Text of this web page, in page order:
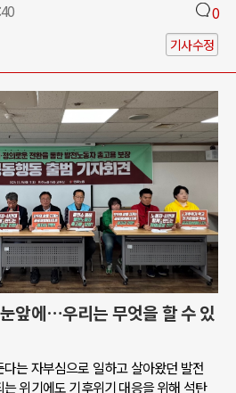
0
기사수정
앞에…우리는 무엇을 할 수 있
는 자부심으로 일하고 살아왔던 발전
위기에도 기후위기 대응을 위해 석탄